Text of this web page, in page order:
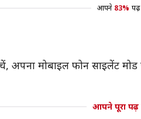
आपने 83% पढ़
मोबाइल फोन साइलेंट मोड पर
आपने पूरा पढ़